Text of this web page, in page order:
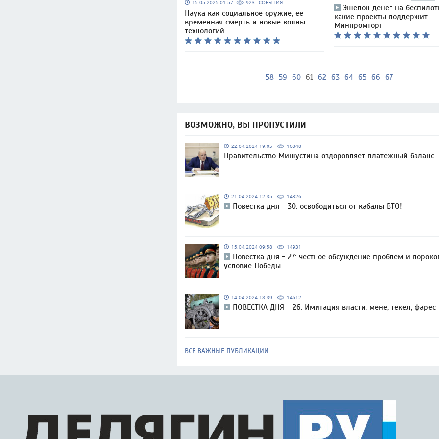
15.05.2025 01:57 923 СОБЫТИЯ
Наука как социальное оружие, её
временная смерть и новые волны
технологий
Эшелон денег на
какие проекты поддержит
Минпромторг
58 59 60 61 62 63 64 65 66 67
ВОЗМОЖНО, ВЫ ПРОПУСТИЛИ
22.04.2024 19:05 16848
Правительство Мишустина оздоровляет платежный баланс
21.04.2024 12:35 14326
Повестка дня - 30: освободиться от кабалы ВТО!
15.04.2024 09:58 14931
Повестка дня - 27: честное обсуждение проблем и
условие Победы
14.04.2024 18:39 14612
ПОВЕСТКА ДНЯ - 26. Имитация власти: мене, текел, фарес
ВСЕ ВАЖНЫЕ ПУБЛИКАЦИИ